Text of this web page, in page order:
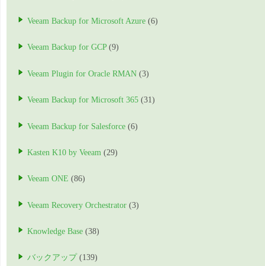
Veeam Backup for Microsoft Azure (6)
Veeam Backup for GCP(9)
Veeam Plugin for Oracle RMAN (3)
Veeam Backup for Microsoft 365 (31)
Veeam Backup for Salesforce (6)
Kasten K10 by Veeam (29)
Veeam ONE (86)
Veeam Recovery Orchestrator (3)
Knowledge Base (38)
バックアップ (139)